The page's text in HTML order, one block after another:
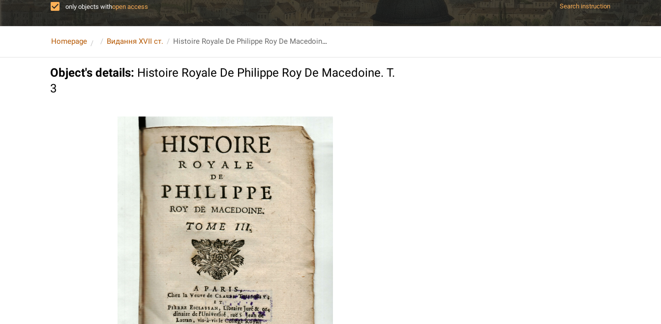
only objects withopen access Search instruction
Homepage Видання XVII ст. Histoire Royale De Philippe Roy De Macedoine. T. 3
Object's details: Histoire Royale De Philippe Roy De Macedoine. T.
3